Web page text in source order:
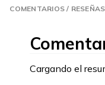
COMENTARIOS / RESEÑAS
Cargando el